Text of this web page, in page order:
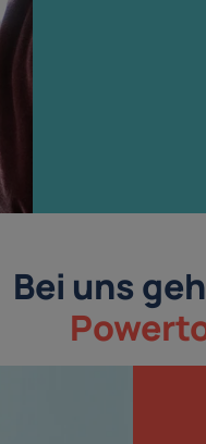
Bei uns